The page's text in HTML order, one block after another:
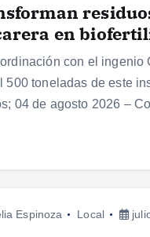
en
con el ingenio
500 toneladas de este
04 de agosto 2026 –
Espinoza Local